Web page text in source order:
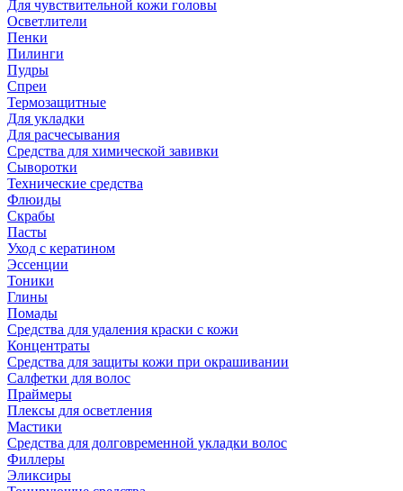
Для чувствительной кожи головы
Осветлители
Пенки
Пилинги
Пудры
Спреи
Термозащитные
Для укладки
Для расчесывания
Средства для химической завивки
Сыворотки
Технические средства
Флюиды
Скрабы
Пасты
Уход с кератином
Эссенции
Тоники
Глины
Помады
Средства для удаления краски с кожи
Концентраты
Средства для защиты кожи при окрашивании
Салфетки для волос
Праймеры
Плексы для осветления
Мастики
Средства для долговременной укладки волос
Филлеры
Эликсиры